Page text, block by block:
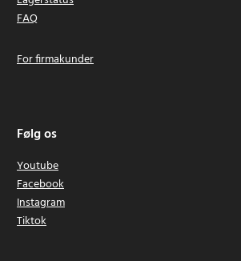
FAQ
For firmakunder
Følg os
Youtube
Facebook
Instagram
Tiktok